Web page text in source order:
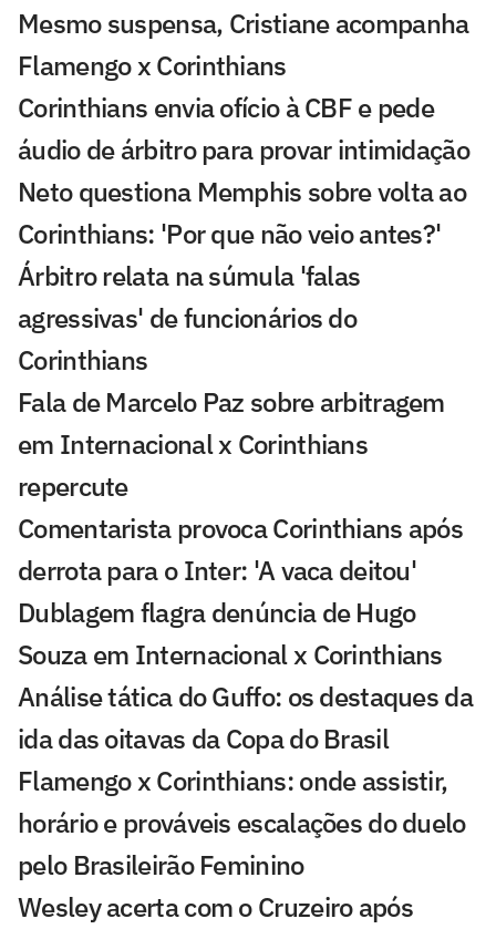
Mesmo suspensa, Cristiane acompanha
Flamengo x Corinthians
Corinthians envia ofício à CBF e pede
áudio de árbitro para provar intimidação
Neto questiona Memphis sobre volta ao
Corinthians: 'Por que não veio antes?'
Árbitro relata na súmula 'falas
agressivas' de funcionários do
Corinthians
Fala de Marcelo Paz sobre arbitragem
em Internacional x Corinthians
repercute
Comentarista provoca Corinthians após
derrota para o Inter: 'A vaca deitou'
Dublagem flagra denúncia de Hugo
Souza em Internacional x Corinthians
Análise tática do Guffo: os destaques da
ida das oitavas da Copa do Brasil
Flamengo x Corinthians: onde assistir,
horário e prováveis escalações do duelo
pelo Brasileirão Feminino
Wesley acerta com o Cruzeiro após